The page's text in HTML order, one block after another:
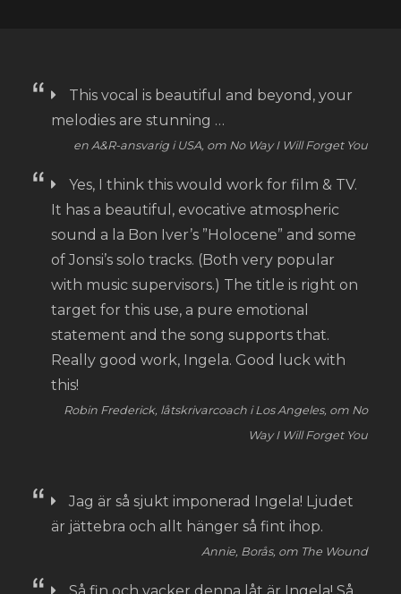
This vocal is beautiful and beyond, your
melodies are stunning …
en A&R-ansvarig i USA, om No Way I Will Forget You
Yes, I think this would work for film & TV.
It has a beautiful, evocative atmospheric
sound a la Bon Iver’s ”Holocene” and some
of Jonsi’s solo tracks. (Both very popular
with music supervisors.) The title is right on
target for this use, a pure emotional
statement and the song supports that.
Really good work, Ingela. Good luck with
this!
Robin Frederick, låtskrivarcoach i Los Angeles, om No
Way I Will Forget You
Jag är så sjukt imponerad Ingela! Ljudet
är jättebra och allt hänger så fint ihop.
Annie, Borås, om The Wound